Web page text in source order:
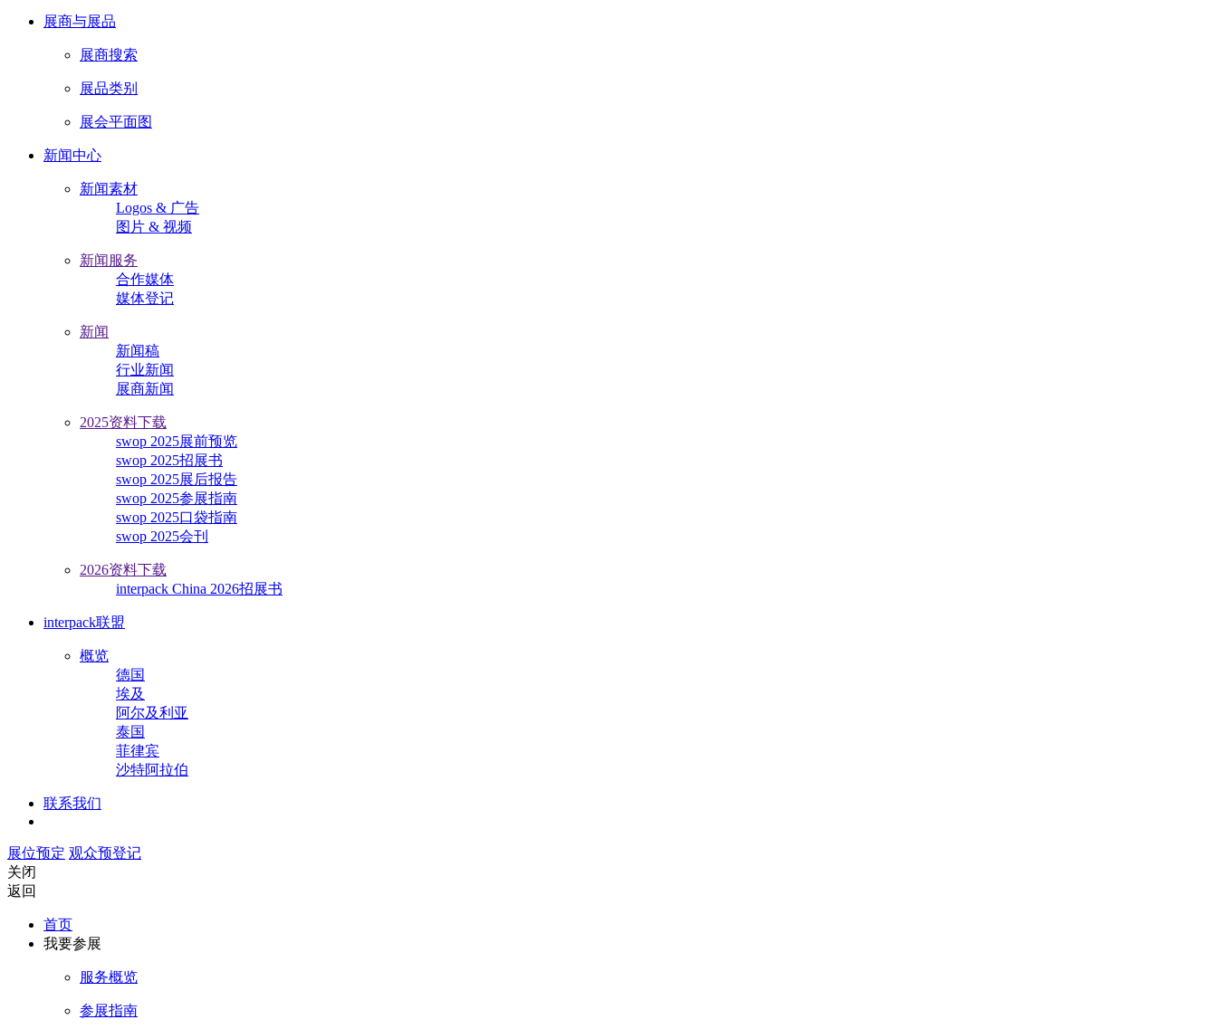
展商与展品
展商搜索
展品类别
展会平面图
新闻中心
新闻素材
Logos & 广告
图片 & 视频
新闻服务
合作媒体
媒体登记
新闻
新闻稿
行业新闻
展商新闻
2025资料下载
swop 2025展前预览
swop 2025招展书
swop 2025展后报告
swop 2025参展指南
swop 2025口袋指南
swop 2025会刊
2026资料下载
interpack China 2026招展书
interpack联盟
概览
德国
埃及
阿尔及利亚
泰国
菲律宾
沙特阿拉伯
联系我们
展位预定 观众预登记
关闭
返回
首页
我要参展
服务概览
参展指南